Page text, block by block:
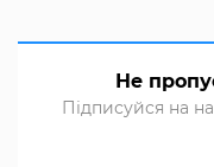
Не
Підписуйся на